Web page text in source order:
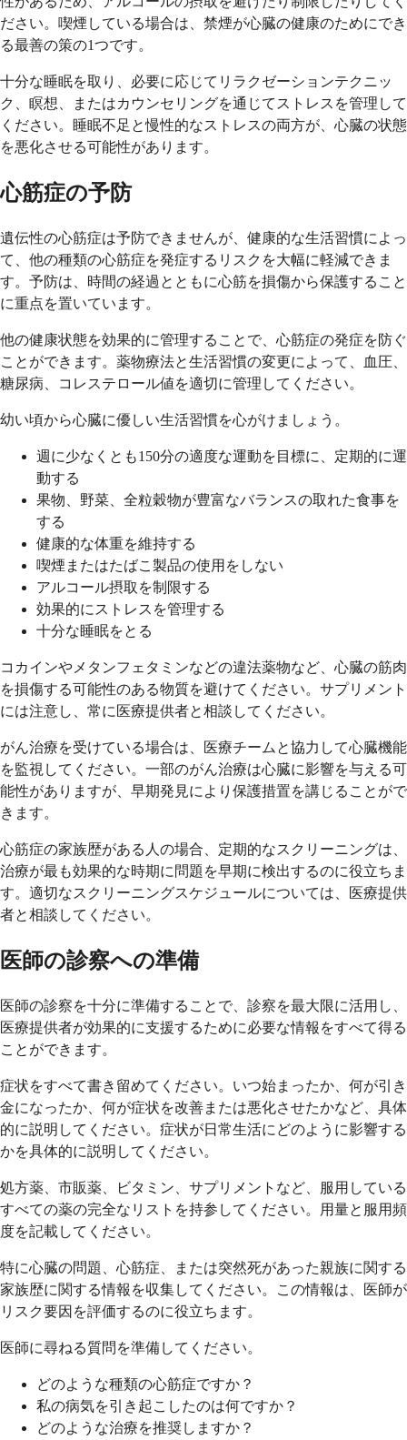
ださい。喫煙している場合は、禁煙が心臓の健康のためにでき
る最善の策の1つです。
十分な睡眠を取り、必要に応じてリラクゼーションテクニッ
ク、瞑想、またはカウンセリングを通じてストレスを管理して
ください。睡眠不足と慢性的なストレスの両方が、心臓の状態
を悪化させる可能性があります。
心筋症の予防
遺伝性の心筋症は予防できませんが、健康的な生活習慣によっ
て、他の種類の心筋症を発症するリスクを大幅に軽減できま
す。予防は、時間の経過とともに心筋を損傷から保護すること
に重点を置いています。
他の健康状態を効果的に管理することで、心筋症の発症を防ぐ
ことができます。薬物療法と生活習慣の変更によって、血圧、
糖尿病、コレステロール値を適切に管理してください。
幼い頃から心臓に優しい生活習慣を心がけましょう。
週に少なくとも150分の適度な運動を目標に、定期的に運
動する
果物、野菜、全粒穀物が豊富なバランスの取れた食事を
する
健康的な体重を維持する
喫煙またはたばこ製品の使用をしない
アルコール摂取を制限する
効果的にストレスを管理する
十分な睡眠をとる
コカインやメタンフェタミンなどの違法薬物など、心臓の筋肉
を損傷する可能性のある物質を避けてください。サプリメント
には注意し、常に医療提供者と相談してください。
がん治療を受けている場合は、医療チームと協力して心臓機能
を監視してください。一部のがん治療は心臓に影響を与える可
能性がありますが、早期発見により保護措置を講じることがで
きます。
心筋症の家族歴がある人の場合、定期的なスクリーニングは、
治療が最も効果的な時期に問題を早期に検出するのに役立ちま
す。適切なスクリーニングスケジュールについては、医療提供
者と相談してください。
医師の診察への準備
医師の診察を十分に準備することで、診察を最大限に活用し、
医療提供者が効果的に支援するために必要な情報をすべて得る
ことができます。
症状をすべて書き留めてください。いつ始まったか、何が引き
金になったか、何が症状を改善または悪化させたかなど、具体
的に説明してください。症状が日常生活にどのように影響する
かを具体的に説明してください。
処方薬、市販薬、ビタミン、サプリメントなど、服用している
すべての薬の完全なリストを持参してください。用量と服用頻
度を記載してください。
特に心臓の問題、心筋症、または突然死があった親族に関する
家族歴に関する情報を収集してください。この情報は、医師が
リスク要因を評価するのに役立ちます。
医師に尋ねる質問を準備してください。
どのような種類の心筋症ですか？
私の病気を引き起こしたのは何ですか？
どのような治療を推奨しますか？